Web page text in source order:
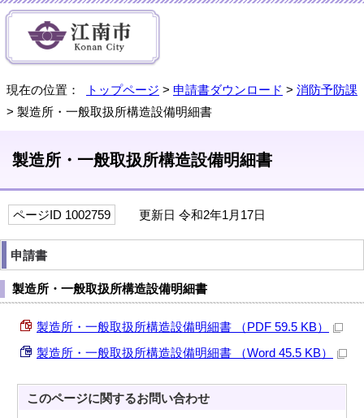
現在の位置： トップページ > 申請書ダウンロード > 消防予防課
> 製造所・一般取扱所構造設備明細書
製造所・一般取扱所構造設備明細書
ページID 1002759 更新日 令和2年1月17日
申請書
製造所・一般取扱所構造設備明細書
製造所・一般取扱所構造設備明細書 （PDF 59.5 KB）
製造所・一般取扱所構造設備明細書 （Word 45.5 KB）
このページに関するお問い合わせ